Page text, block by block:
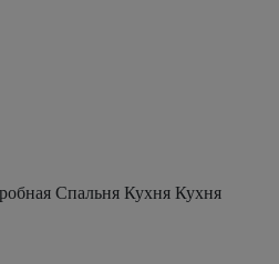
Спальня Кухня Кухня